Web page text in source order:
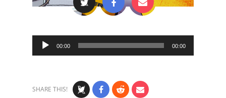
Audio
Player
00:00 00:00
SHARE THIS!